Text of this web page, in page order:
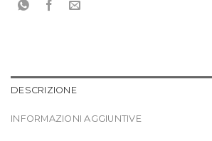
DESCRIZIONE
INFORMAZIONI AGGIUNTIVE